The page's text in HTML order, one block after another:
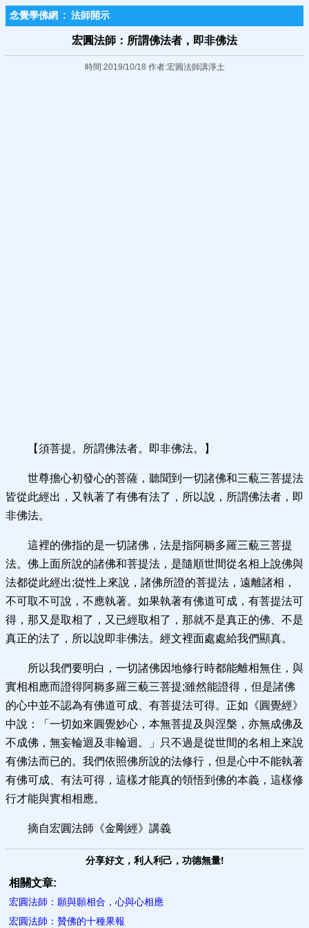
念覺學佛網 : 法師開示
宏圓法師：所謂佛法者，即非佛法
時間:2019/10/18 作者:宏圓法師講淨土
【須菩提。所謂佛法者。即非佛法。】
世尊擔心初發心的菩薩，聽聞到一切諸佛和三藐三菩提法
皆從此經出，又執著了有佛有法了，所以說，所謂佛法者，即
非佛法。
這裡的佛指的是一切諸佛，法是指阿耨多羅三藐三菩提
法。佛上面所說的諸佛和菩提法，是隨順世間從名相上說佛與
法都從此經出;從性上來說，諸佛所證的菩提法，遠離諸相，
不可取不可說，不應執著。如果執著有佛道可成，有菩提法可
得，那又是取相了，又已經取相了，那就不是真正的佛、不是
真正的法了，所以說即非佛法。經文裡面處處給我們顯真。
所以我們要明白，一切諸佛因地修行時都能離相無住，與
實相相應而證得阿耨多羅三藐三菩提;雖然能證得，但是諸佛
的心中並不認為有佛道可成、有菩提法可得。正如《圓覺經》
中說：「一切如來圓覺妙心，本無菩提及與涅槃，亦無成佛及
不成佛，無妄輪迴及非輪迴。」只不過是從世間的名相上來說
有佛法而已的。我們依照佛所說的法修行，但是心中不能執著
有佛可成、有法可得，這樣才能真的領悟到佛的本義，這樣修
行才能與實相相應。
摘自宏圓法師《金剛經》講義
分享好文，利人利己，功德無量!
相關文章:
宏圓法師：願與願相合，心與心相應
宏圓法師：贊佛的十種果報